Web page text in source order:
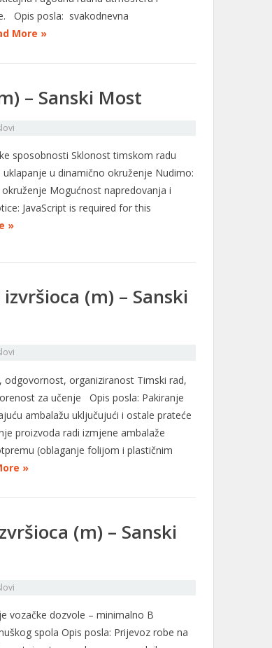
Opis posla: svakodnevna
More »
– Sanski Most
sposobnosti Sklonost timskom radu
u dinamično okruženje Nudimo:
Mogućnost napredovanja i
JavaScript is required for this
»
izvršioca (m) – Sanski
odgovornost, organiziranost Timski rad,
za učenje Opis posla: Pakiranje
ambalažu uključujući i ostale prateće
proizvoda radi izmjene ambalaže
(oblaganje folijom i plastičnim
»
(m) – Sanski
vozačke dozvole – minimalno B
spola Opis posla: Prijevoz robe na